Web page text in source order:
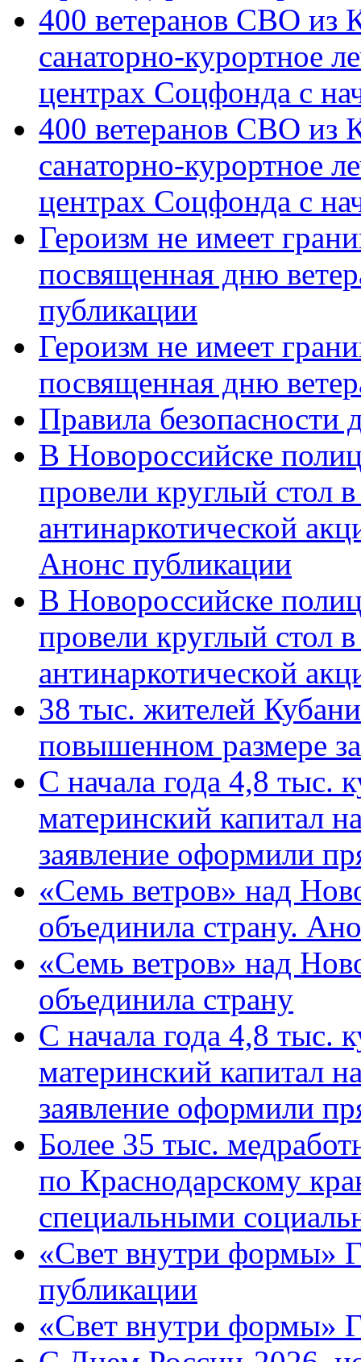
400 ветеранов СВО из
санаторно-курортное
центрах Соцфонда с
400 ветеранов СВО из
санаторно-курортное
центрах Соцфонда с
Героизм не имеет
посвященная дню
публикации
Героизм не имеет
посвященная дню
Правила безопасности
В Новороссийске
провели круглый стол
антинаркотической
Анонс публикации
В Новороссийске
провели круглый стол
антинаркотической
38 тыс. жителей
повышенном размере
С начала года 4,8 тыс.
материнский капитал
заявление оформили
«Семь ветров» над
объединила страну.
«Семь ветров» над
объединила страну
С начала года 4,8 тыс.
материнский капитал
заявление оформили
Более 35 тыс.
по Краснодарскому
специальными
«Свет внутри формы»
публикации
«Свет внутри формы»